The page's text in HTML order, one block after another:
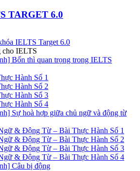
TARGET 6.0
IELTS Target 6.0
IELTS
Bốn thì quan trọng trong IELTS
Hành Số 1
Hành Số 2
Hành Số 3
Hành Số 4
Sự hoà hợp giữa chủ ngữ và động từ
& Động Từ – Bài Thực Hành Số 1
& Động Từ – Bài Thực Hành Số 2
& Động Từ – Bài Thực Hành Số 3
& Động Từ – Bài Thực Hành Số 4
Câu bị động